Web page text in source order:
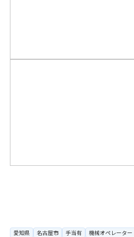
愛知県 名古屋市 手当有 機械オペレーター